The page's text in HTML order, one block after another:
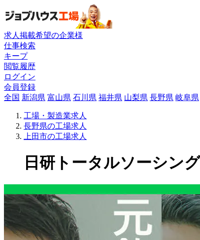
求人掲載希望の企業様
仕事検索
キープ
閲覧履歴
ログイン
会員登録
全国 新潟県 富山県 石川県 福井県 山梨県 長野県 岐阜県
工場・製造業求人
長野県の工場求人
上田市の工場求人
日研トータルソーシン